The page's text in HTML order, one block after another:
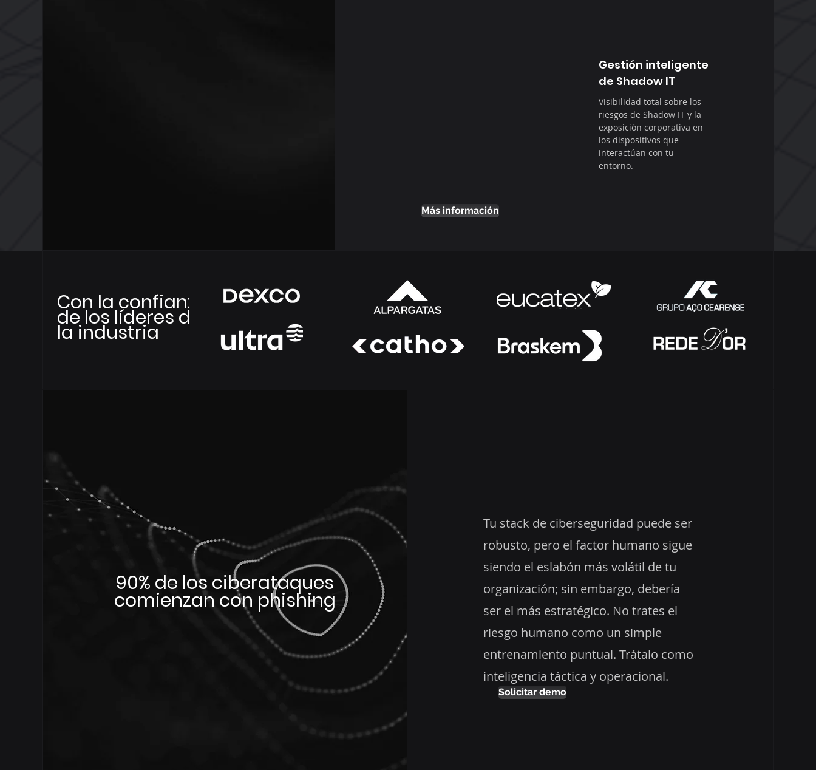
Gestión inteligente
de Shadow IT
Visibilidad total sobre los
riesgos de Shadow IT y la
exposición corporativa en
los dispositivos que
interactúan con tu
entorno.
Más información
Con la confianza
de los líderes de
la industria
90% de los ciberataques
comienzan con phishing
Tu stack de ciberseguridad puede ser
robusto, pero el factor humano sigue
siendo el eslabón más volátil de tu
organización; sin embargo, debería
ser el más estratégico. No trates el
riesgo humano como un simple
entrenamiento puntual. Trátalo como
inteligencia táctica y operacional.
Solicitar demo